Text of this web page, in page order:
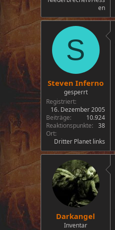
en
S
Steven Inferno
gesperrt
Registriert
16. Dezember 2005
Beiträge
10.924
Reaktionspunkte
38
Ort
Dritter Planet links
Darkangel
Inventar